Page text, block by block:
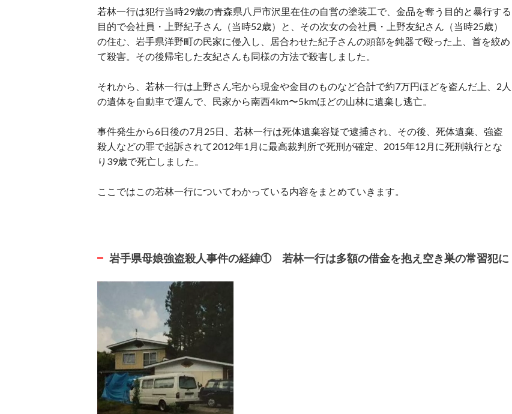
若林一行は犯行当時29歳の青森県八戸市沢里在住の自営の塗装工で、金品を奪う目的と暴行する
目的で会社員・上野紀子さん（当時52歳）と、その次女の会社員・上野友紀さん（当時25歳）
の住む、岩手県洋野町の民家に侵入し、居合わせた紀子さんの頭部を鈍器で殴った上、首を絞め
て殺害。その後帰宅した友紀さんも同様の方法で殺害しました。
それから、若林一行は上野さん宅から現金や金目のものなど合計で約7万円ほどを盗んだ上、2人
の遺体を自動車で運んで、民家から南西4km〜5kmほどの山林に遺棄し逃亡。
事件発生から6日後の7月25日、若林一行は死体遺棄容疑で逮捕され、その後、死体遺棄、強盗
殺人などの罪で起訴されて2012年1月に最高裁判所で死刑が確定、2015年12月に死刑執行とな
り39歳で死亡しました。
ここではこの若林一行についてわかっている内容をまとめていきます。
岩手県母娘強盗殺人事件の経緯① 若林一行は多額の借金を抱え空き巣の常習犯に